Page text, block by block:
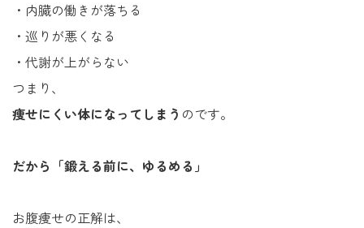
・内臓の働きが落ちる
・巡りが悪くなる
・代謝が上がらない
つまり、
痩せにくい体になってしまう のです。
だから「鍛える前に、ゆるめる」
お腹痩せの正解は、